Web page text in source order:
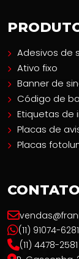
Adesivos de
Ativo fixo
Banner de
Código de
Etiquetas de
Placas de
Placas
CONTATO
(11) 91074-6281
(11) 4478-2581